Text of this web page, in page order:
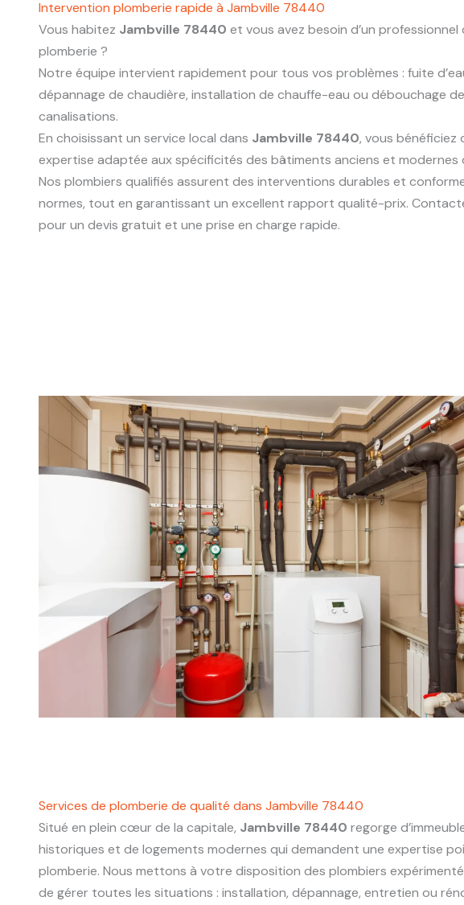
Intervention plomberie rapide à Jambville 78440
Vous habitez Jambville 78440 et vous avez besoin d’un professionnel
plomberie ?
Notre équipe intervient rapidement pour tous vos problèmes : fuite
dépannage de chaudière, installation de chauffe-eau ou débouchage de
canalisations.
En choisissant un service local dans Jambville 78440, vous bénéficiez
expertise adaptée aux spécificités des bâtiments anciens et modernes
Nos plombiers qualifiés assurent des interventions durables et
normes, tout en garantissant un excellent rapport qualité-prix.
pour un devis gratuit et une prise en charge rapide.
Services de plomberie de qualité dans Jambville 78440
Situé en plein cœur de la capitale, Jambville 78440 regorge
historiques et de logements modernes qui demandent une expertise
plomberie. Nous mettons à votre disposition des plombiers
de gérer toutes les situations : installation, dépannage, entretien ou